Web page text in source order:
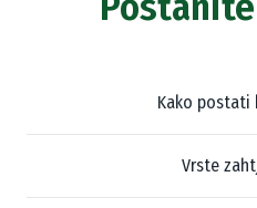
Kako postati
Vrste